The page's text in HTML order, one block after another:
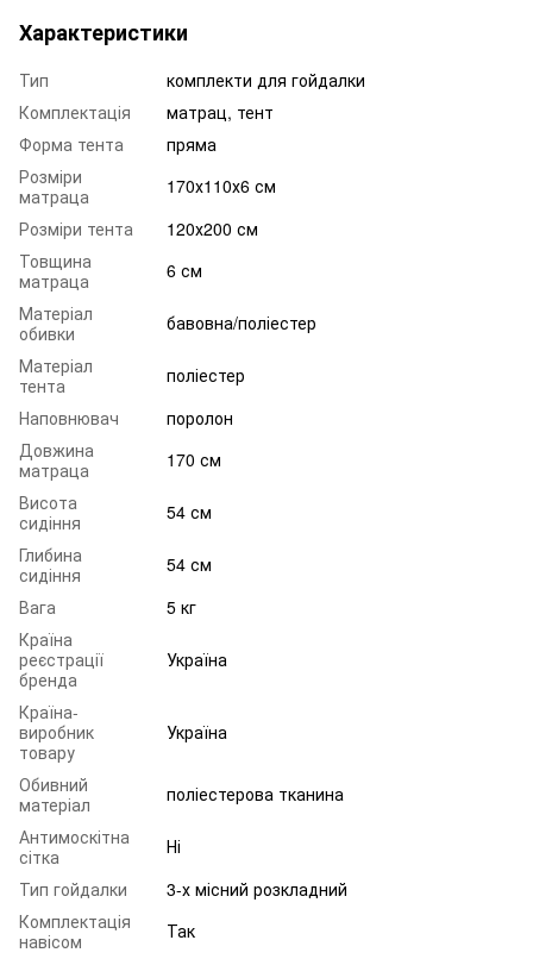
Характеристики
Тип
комплекти для гойдалки
Комплектація
матрац, тент
Форма тента
пряма
Розміри
матраца
170х110х6 см
Розміри тента
120х200 см
Товщина
матраца
6 см
Матеріал
обивки
бавовна/поліестер
Матеріал
тента
поліестер
Наповнювач
поролон
Довжина
матраца
170 см
Висота
сидіння
54 см
Глибина
сидіння
54 см
Вага
5 кг
Країна
реєстрації
бренда
Україна
Країна-
виробник
товару
Україна
Обивний
матеріал
поліестерова тканина
Антимоскітна
сітка
Ні
Тип гойдалки
3-х місний розкладний
Комплектація
навісом
Так